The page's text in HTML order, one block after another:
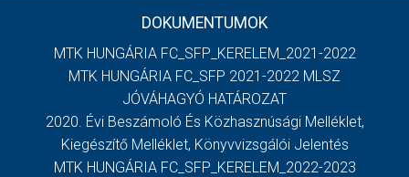
JEGYÉRTÉKESÍTÉS
WEBSHOP
EGYESÜLET
KAPCSOLAT
NYITÓLAP
HÍREK
DOKUMENTUMOK
MTK HUNGÁRIA FC_SFP_KERELEM_2021-2022
MTK HUNGÁRIA FC_SFP 2021-2022 MLSZ
JÓVÁHAGYÓ HATÁROZAT
2020. Évi Beszámoló És Közhasznúsági Melléklet,
Kiegészítő Melléklet, Könyvvizsgálói Jelentés
MTK HUNGÁRIA FC_SFP_KERELEM_2022-2023